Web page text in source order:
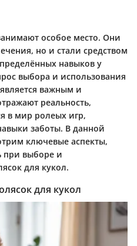
особое место. Они
но и стали средством
навыков у
выбора и использования
важным и
реальность,
в мир ролеых игр,
заботы. В данной
ключевые аспекты,
при выборе и
для кукол.
для кукол